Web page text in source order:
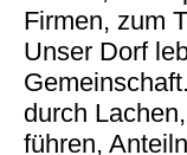
Firmen, zum
Unser Dorf
durch
führen,